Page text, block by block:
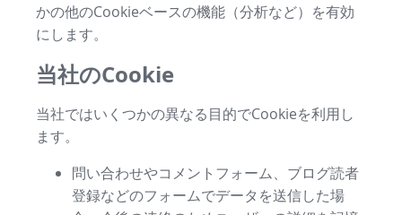
かの他のCookieベースの機能（分析など）を有効
にします。
当社のCookie
当社ではいくつかの異なる目的でCookieを利用し
ます。
問い合わせやコメントフォーム、ブログ読者
登録などのフォームでデータを送信した場